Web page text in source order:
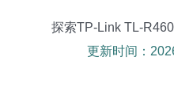
探索TP-Link TL-
更新时间：